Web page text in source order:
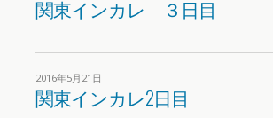
関東インカレ ３日目
2016年5月21日
関東インカレ2日目